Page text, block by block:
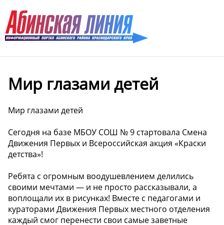
Мир глазами детей
Мир глазами детей
Сегодня на базе МБОУ СОШ № 9 стартовала Смена
Движения Первых и Всероссийская акция «Краски
детства»!
Ребята с огромным воодушевлением делились
своими мечтами — и не просто рассказывали, а
воплощали их в рисунках! Вместе с педагогами и
кураторами Движения Первых местного отделения
каждый смог перенести свои самые заветные